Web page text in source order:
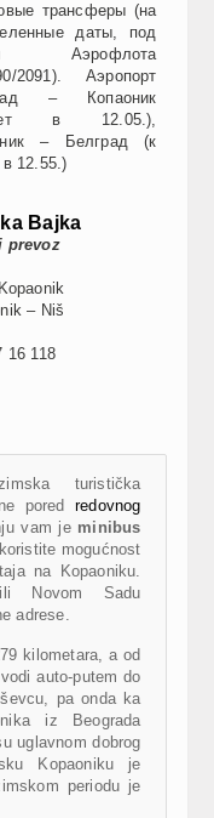
трансферы (на
даты, под
Аэрофлота
2091). Аэропорт
– Копаоник
в 12.05.),
– Белград (к
в 12.55.)
Bajka
prevoz
– Niš
16 118
turistička
poredredovnog
vam je minibus
mogućnost
na Kopaoniku.
Novom Sadu
adrese.
kilometara, a od
auto-putem do
pa onda ka
iz Beograda
uglavnom dobrog
Kopaoniku je
periodu je